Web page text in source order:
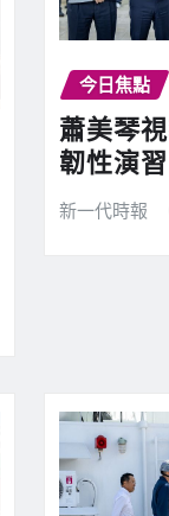
今日焦點
蕭美琴
韌性演習
新一代時報